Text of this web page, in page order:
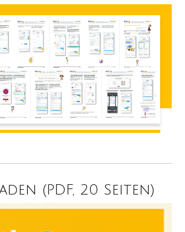
(PDF, 20 Seiten)